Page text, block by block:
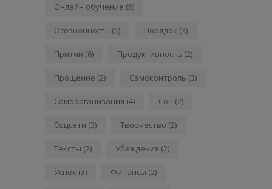
Онлайн обучение (5)
Осознанность (6) Порядок (3)
Притчи (6) Продуктивность (2)
Прощение (2) Самоконтроль (3)
Самоорганизация (4) Сон (2)
Соцсети (3) Творчество (2)
Тексты (2) Убеждения (2)
Успех (3) Финансы (2)